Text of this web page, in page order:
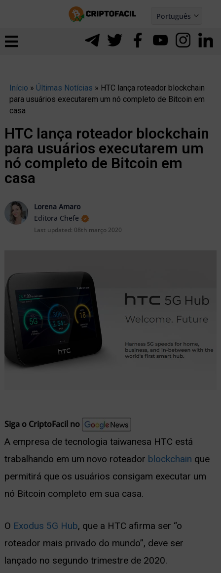
Português
Español
Início » Últimas Notícias » HTC lança roteador blockchain
para usuários executarem um nó completo de Bitcoin em
casa
HTC lança roteador blockchain
para usuários executarem um
nó completo de Bitcoin em
casa
Lorena Amaro
Editora Chefe
Last updated: 08th março 2020
Siga o CriptoFacil no
A empresa de tecnologia taiwanesa HTC está
trabalhando em um novo roteador blockchain que
permitirá que os usuários consigam executar um
nó Bitcoin completo em sua casa.
O Exodus 5G Hub, que a HTC afirma ser “o
roteador mais privado do mundo”, deve ser
lançado no segundo trimestre de 2020.